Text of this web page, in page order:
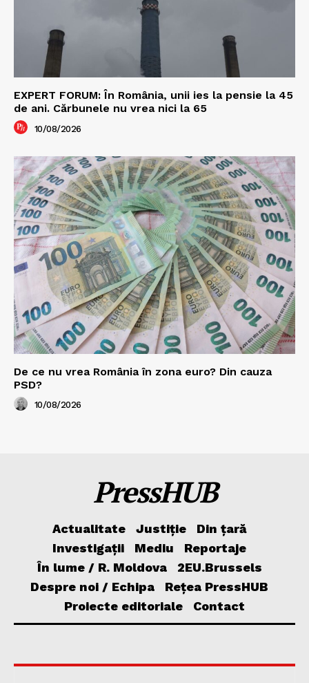
EXPERT FORUM: În România, unii ies la pensie la 45
de ani. Cărbunele nu vrea nici la 65
10/08/2026
De ce nu vrea România în zona euro? Din cauza
PSD?
10/08/2026
PressHUB
Actualitate Justiție
Din țară
Investigații
Mediu
Reportaje
În lume / R. Moldova
2EU.Brussels
Despre noi / Echipa
Rețea PressHUB
Proiecte editoriale
Contact